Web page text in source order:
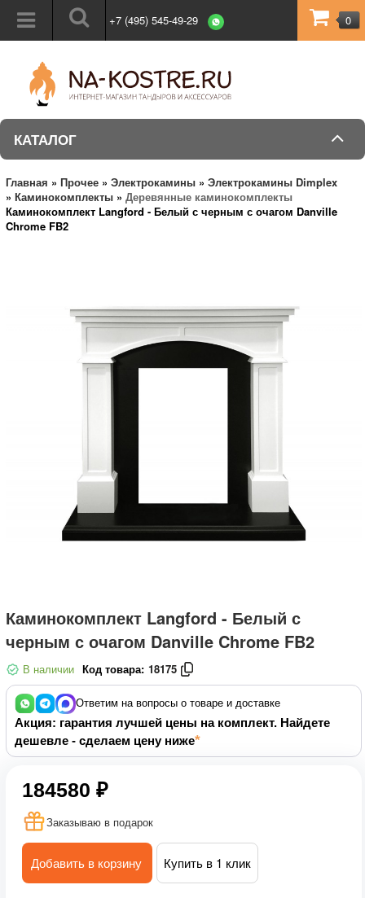
+7 (495) 545-49-29 0
КАТАЛОГ
Главная » Прочее » Электрокамины » Электрокамины Dimplex
» Каминокомплекты » Деревянные каминокомплекты
Каминокомплект Langford - Белый с черным с очагом Danville
Chrome FB2
Каминокомплект Langford - Белый с
черным с очагом Danville Chrome FB2
В наличии Код товара: 18175
Ответим на вопросы о товаре и доставке
Акция: гарантия лучшей цены на комплект. Найдете
дешевле - сделаем цену ниже
184580 ₽
Заказываю в подарок
Добавить в корзину Купить в 1 клик